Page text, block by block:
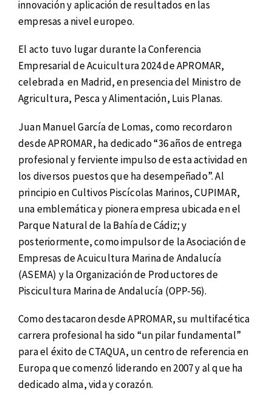
innovación y aplicación de resultados en las
empresas a nivel europeo.
El acto tuvo lugar durante la Conferencia
Empresarial de Acuicultura 2024 de APROMAR,
celebrada en Madrid, en presencia del Ministro de
Agricultura, Pesca y Alimentación, Luis Planas.
Juan Manuel García de Lomas, como recordaron
desde APROMAR, ha dedicado “36 años de entrega
profesional y ferviente impulso de esta actividad en
los diversos puestos que ha desempeñado”. Al
principio en Cultivos Piscícolas Marinos, CUPIMAR,
una emblemática y pionera empresa ubicada en el
Parque Natural de la Bahía de Cádiz; y
posteriormente, como impulsor de la Asociación de
Empresas de Acuicultura Marina de Andalucía
(ASEMA) y la Organización de Productores de
Piscicultura Marina de Andalucía (OPP-56).
Como destacaron desde APROMAR, su multifacética
carrera profesional ha sido “un pilar fundamental”
para el éxito de CTAQUA, un centro de referencia en
Europa que comenzó liderando en 2007 y al que ha
dedicado alma, vida y corazón.